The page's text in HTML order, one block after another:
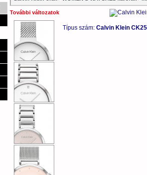
További változatok
Típus szám: Calvin Klein